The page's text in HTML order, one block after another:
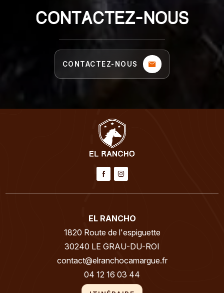
CONTACTEZ-NOUS
CONTACTEZ-NOUS
EL RANCHO
1820 Route de l'espiguette
30240 LE GRAU-DU-ROI
contact@elranchocamargue.fr
04 12 16 03 44